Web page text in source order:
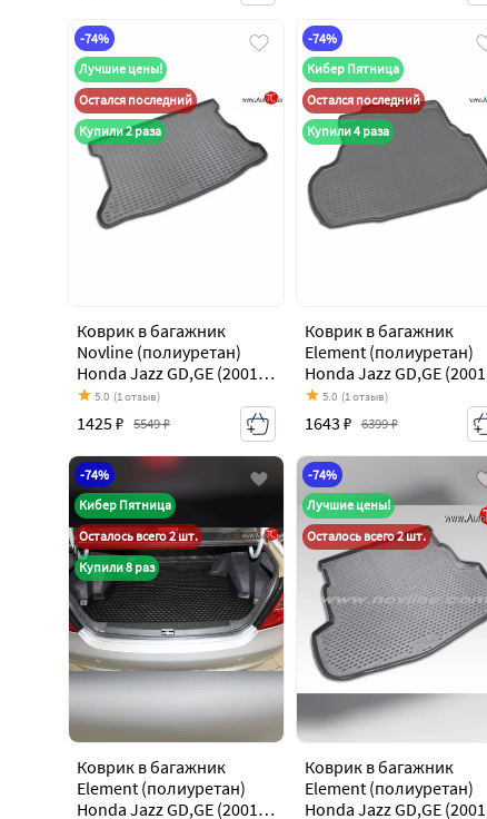
-74%
Лучшие цены!
Остался последний
Купили 2 раза
Коврик в багажник
Novline (полиуретан)
Honda Jazz GD,GE (2001-
2008) хэтчбек 5 дв.
рестайлинг
5.0 (1 отзыв)
1425 ₽ 5549 ₽
-74%
Кибер Пятница
Остался последний
Купили 4 раза
Коврик в багажник
Element (полиуретан)
Honda Jazz GD,GE (2001-
2008) хэтчбек 5 дв.
рестайлинг
5.0 (1 отзыв)
1643 ₽ 6399 ₽
-74%
Кибер Пятница
Осталось всего 2 шт.
Купили 8 раз
Коврик в багажник
Element (полиуретан)
Honda Jazz GD,GE (2001-
-74%
Лучшие цены!
Осталось всего 2 шт.
Коврик в багажник
Element (полиуретан)
Honda Jazz GD,GE (2001-